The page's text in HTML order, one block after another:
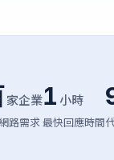
家企業
路需求
1 小時
最快回應時間